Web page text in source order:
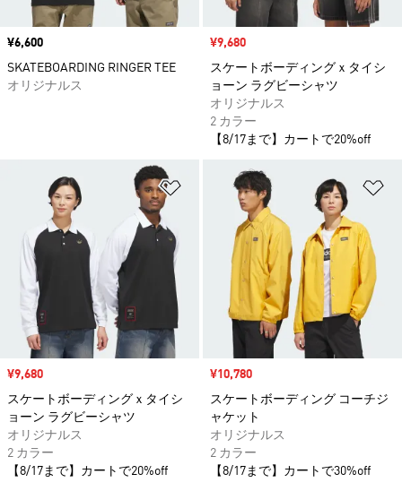
価格
¥6,600
SKATEBOARDING RINGER TEE
オリジナルス
セール価格
¥9,680
スケートボーディングｘタイシ
ョーン ラグビーシャツ
オリジナルス
2 カラー
【8/17まで】カートで20%off
ほしいものリストに追加
セール価格
¥9,680
スケートボーディングｘタイシ
ョーン ラグビーシャツ
オリジナルス
2 カラー
【8/17まで】カートで20%off
セール価格
¥10,780
スケートボーディング コーチジ
ャケット
オリジナルス
2 カラー
【8/17まで】カートで30%off